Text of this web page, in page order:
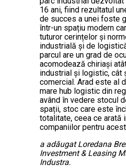
16 ani, fiind rezultatul
de succes a unei foste
într-un spațiu modern
tuturor cerințelor și
industrială și de
parcul are un grad de
acomodează chiriași
industrial și logistic, cât
comercial. Arad este al
mare hub logistic din
având în vedere stocul
spații, stoc care este
totalitate, ceea ce arată
companiilor pentru acest
a adăugat Loredana
Investment & Leasing
Industra.